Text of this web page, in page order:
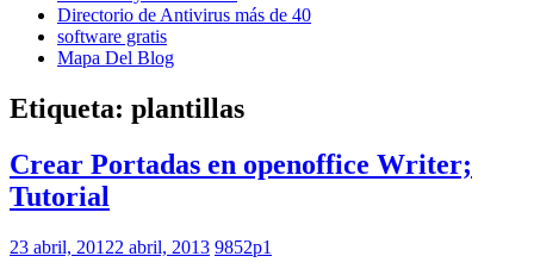
Directorio de Antivirus más de 40
software gratis
Mapa Del Blog
Etiqueta: plantillas
Crear Portadas en openoffice Writer;
Tutorial
23 abril, 20122 abril, 2013 9852p1